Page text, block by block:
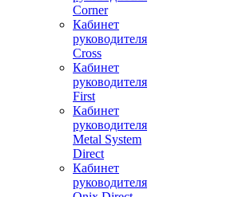
Corner
Кабинет
руководителя
Cross
Кабинет
руководителя
First
Кабинет
руководителя
Metal System
Direct
Кабинет
руководителя